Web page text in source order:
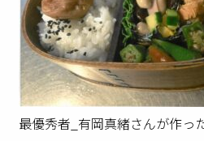
最優秀者_有岡真緒さんが作っ